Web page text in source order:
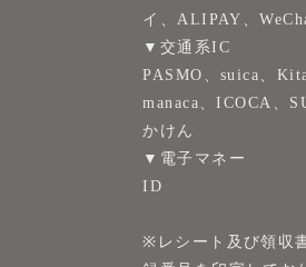
イ、ALIPAY、
▼交通系IC
PASMO、suica、
manaca、ICOCA、
かけん
▼電子マネー
ID
※レシート及び領収